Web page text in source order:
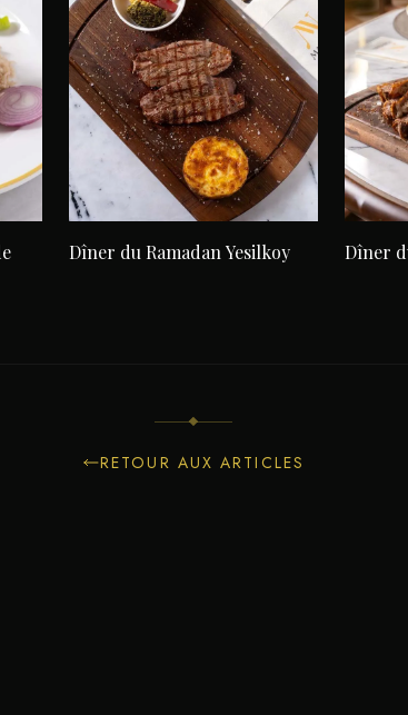
Dîner du Ramadan Yesilkoy Dîner
RETOUR AUX ARTICLES